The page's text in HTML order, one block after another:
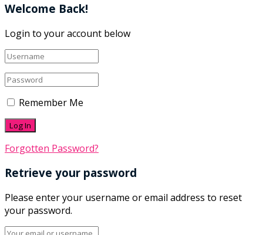
Welcome Back!
Login to your account below
Remember Me
Forgotten Password?
Retrieve your password
Please enter your username or email address to reset
your password.